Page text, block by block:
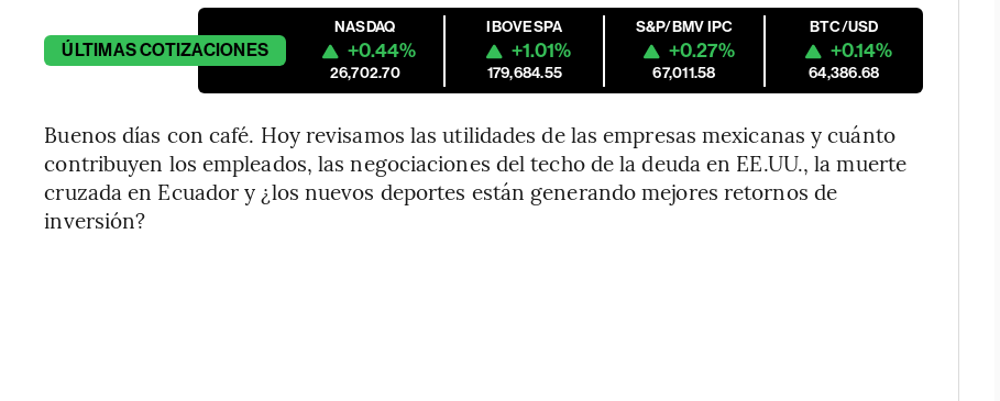
ÚLTIMASCOTIZACIONES
NASDAQ
+0.44%
26,702.70
IBOVESPA
+1.01%
179,684.55
S&P/BMV IPC
+0.27%
67,011.58
BTC/USD
+0.14%
64,386.68
Buenos días con café. Hoy revisamos las utilidades de las empresas mexicanas y cuánto
contribuyen los empleados, las negociaciones del techo de la deuda en EE.UU., la muerte
cruzada en Ecuador y ¿los nuevos deportes están generando mejores retornos de
inversión?